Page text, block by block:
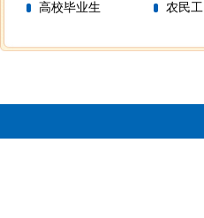
高校毕业生 农民工